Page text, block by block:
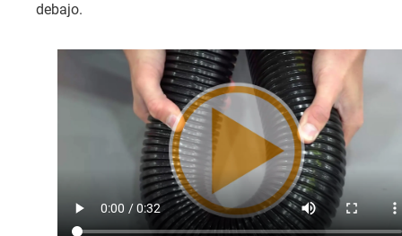
debajo.